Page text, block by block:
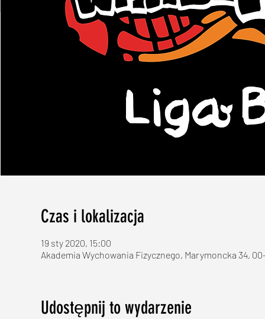
Czas i lokalizacja
19 sty 2020, 15:00
Akademia Wychowania Fizycznego, Marymoncka 34,
Udostępnij to wydarzenie